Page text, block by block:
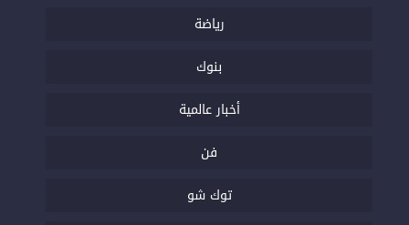
رياضة
بنوك
أخبار عالمية
فن
توك شو